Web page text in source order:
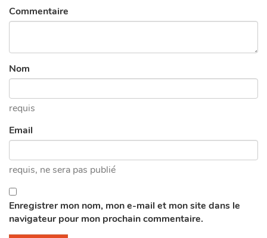
Commentaire
Nom
requis
Email
requis, ne sera pas publié
Enregistrer mon nom, mon e-mail et mon site dans le
navigateur pour mon prochain commentaire.